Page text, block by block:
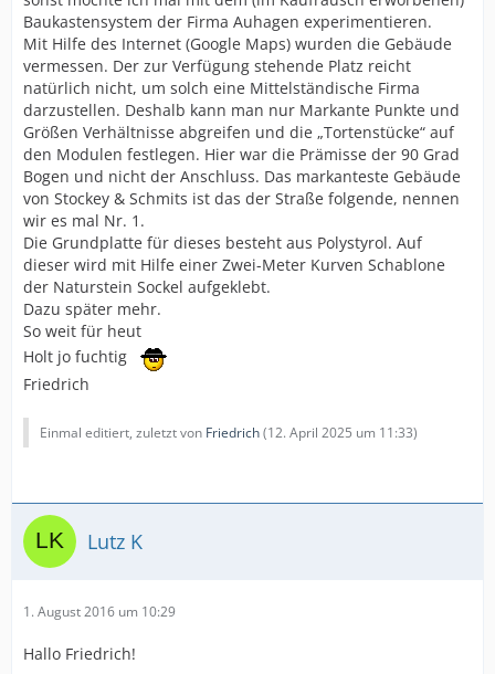
Baukastensystem der Firma Auhagen experimentieren.
Mit Hilfe des Internet (Google Maps) wurden die Gebäude
vermessen. Der zur Verfügung stehende Platz reicht
natürlich nicht, um solch eine Mittelständische Firma
darzustellen. Deshalb kann man nur Markante Punkte und
Größen Verhältnisse abgreifen und die „Tortenstücke“ auf
den Modulen festlegen. Hier war die Prämisse der 90 Grad
Bogen und nicht der Anschluss. Das markanteste Gebäude
von Stockey & Schmits ist das der Straße folgende, nennen
wir es mal Nr. 1.
Die Grundplatte für dieses besteht aus Polystyrol. Auf
dieser wird mit Hilfe einer Zwei-Meter Kurven Schablone
der Naturstein Sockel aufgeklebt.
Dazu später mehr.
So weit für heut
Holt jo fuchtig
Friedrich
Einmal editiert, zuletzt von Friedrich(12. April 2025 um 11:33)
Lutz K
1. August 2016 um 10:29
Hallo Friedrich!